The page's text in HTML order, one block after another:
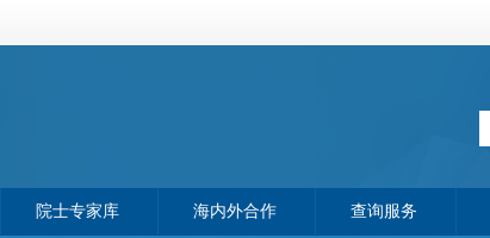
院士专家库 海内外合作 查询服务